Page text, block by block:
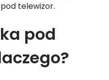
telewizor.
pod